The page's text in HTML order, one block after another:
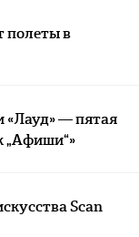
полеты в
— пятая
„Афиши“»
Scan